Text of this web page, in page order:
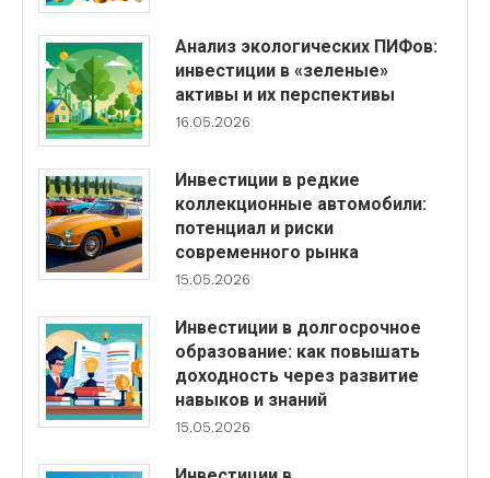
Анализ экологических ПИФов:
инвестиции в «зеленые»
активы и их перспективы
16.05.2026
Инвестиции в редкие
коллекционные автомобили:
потенциал и риски
современного рынка
15.05.2026
Инвестиции в долгосрочное
образование: как повышать
доходность через развитие
навыков и знаний
15.05.2026